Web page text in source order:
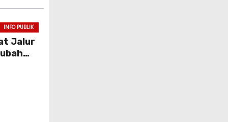
INFO PUBLIK
Jalur